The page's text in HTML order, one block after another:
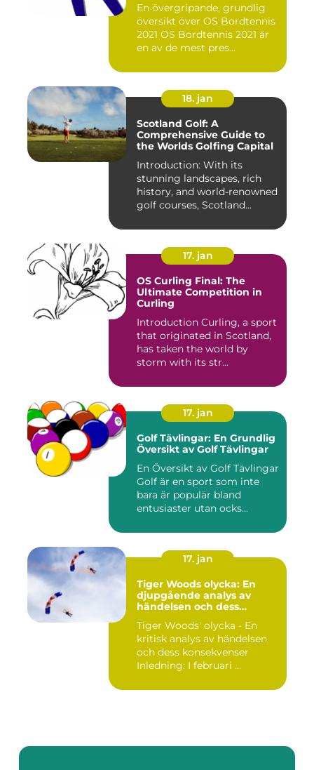
En övergripande, grundlig
översikt över OS Bordtennis
2021 OS Bordtennis 2021 är
en av de mest pres...
18. jan
Scotland Golf: A
Comprehensive Guide to
the Worlds Golfing Capital
Introduction: With its
stunning landscapes, rich
history, and world-renowned
golf courses, Scotland...
17. jan
OS Curling Final: The
Ultimate Competition in
Curling
Introduction Curling, a sport
that originated in Scotland,
has taken the world by
storm with its str...
17. jan
Golf Tävlingar: En Grundlig
Översikt av Golf Tävlingar
En Översikt av Golf Tävlingar
Golf är en sport som inte
bara är populär bland
entusiaster utan ocks...
17. jan
Tiger Woods olycka: En
djupgående analys av
händelsen och dess
Tiger Woods' olycka - En
kritisk analys av händelsen
och dess konsekvenser
Inledning: I februari ...